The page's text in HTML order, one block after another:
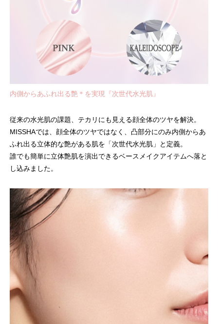
内側からあふれ出る艶 ＊ を実現『次世代水光肌』
従来の水光肌の課題、テカリにも見える顔全体のツヤを解決。
MISSHAでは、顔全体のツヤではなく、凸部分にのみ内側からあ
ふれ出る立体的な艶がある肌を「次世代水光肌」と定義。
誰でも簡単に立体艶肌を演出できるベースメイクアイテムへ落と
し込みました。